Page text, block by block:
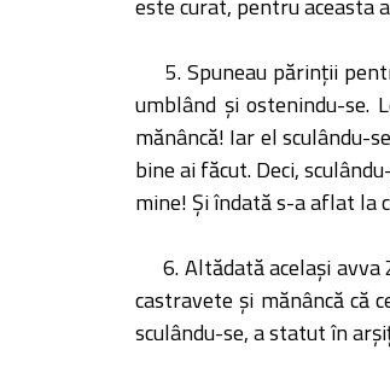
5. Spuneau părinţii
umblând şi ostenindu-se.
mănâncă! Iar el sculându-
bine ai făcut. Deci,
mine! Şi îndată s-a aflat la
6. Altădată acelaşi
castravete şi mănâncă că
sculându-se, a statut în